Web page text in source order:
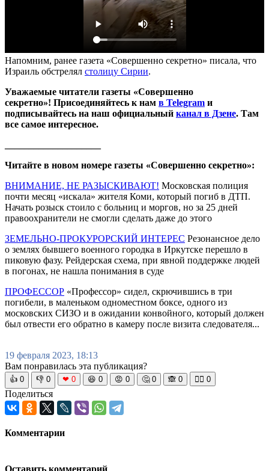
Напомним, ранее газета «Совершенно секретно» писала, что
Израиль обстрелял столицу Сирии.
Уважаемые читатели газеты «Совершенно
секретно»! Присоединяйтесь к нам в Telegram и
подписывайтесь на наш официальный канал в Дзене. Там
все самое интересное.
Читайте в новом номере газеты «Совершенно секретно»:
ВНИМАНИЕ, НЕ РАЗЫСКИВАЮТ! Московская полиция
почти месяц «искала» жителя Коми, который погиб в ДТП.
Начать розыск стоило с больниц и моргов, но за 25 дней
правоохранители не смогли сделать даже до этого
ЗЕМЕЛЬНО-ПРОКУРОРСКИЙ ИНТЕРЕС Резонансное дело
о землях бывшего военного городка в Иркутске перешло в
пиковую фазу. Рейдерская схема, при явной поддержке людей
в погонах, не нашла понимания в суде
ПРОФЕССОР «Профессор» сидел, скрючившись в три
погибели, в маленьком одноместном боксе, одного из
московских СИЗО и в ожидании конвойного, который должен
был отвести его обратно в камеру после визита следователя...
19 февраля 2023, 18:13
Вам понравилась эта публикация?
👍 0 👎 0 ❤ 0 😆 0 😡 0 🤔 0 🙈 0 🧘‍♀️ 0
Поделиться
Комментарии